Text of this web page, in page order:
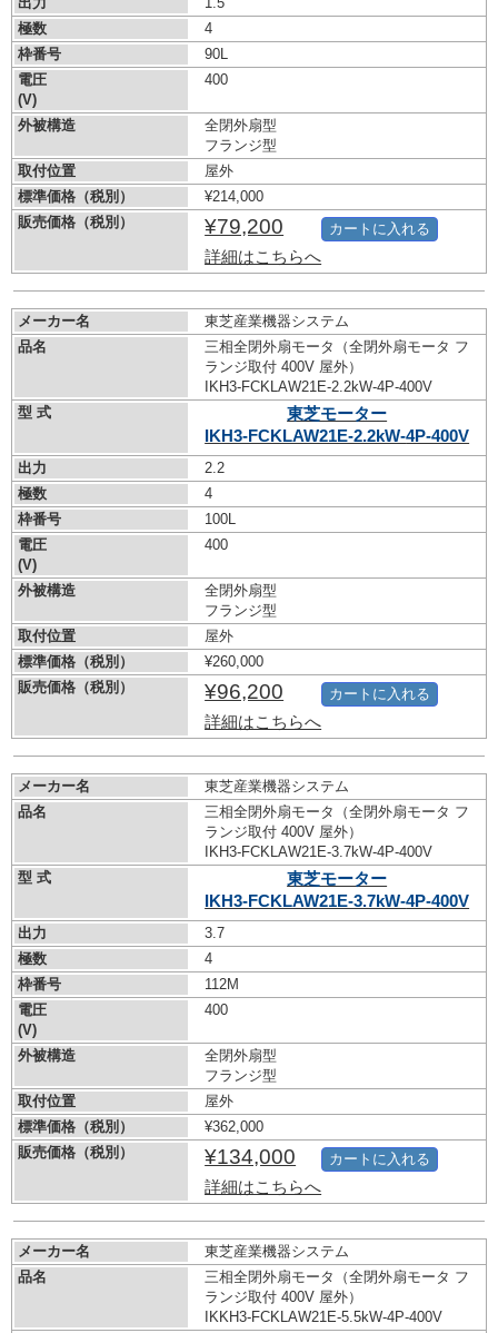
極数
4
枠番号
90L
電圧
(V)
400
外被構造
全閉外扇型
フランジ型
取付位置
屋外
標準価格（税別）
¥214,000
販売価格（税別）
¥79,200
詳細はこちらへ
カートに入れる
メーカー名
東芝産業機器システム
品名
三相全閉外扇モータ（全閉外扇モータ フ
ランジ取付 400V 屋外）
IKH3-FCKLAW21E-2.2kW-4P-400V
型 式
東芝モーター
IKH3-FCKLAW21E-2.2kW-4P-400V
出力
2.2
極数
4
枠番号
100L
電圧
(V)
400
外被構造
全閉外扇型
フランジ型
取付位置
屋外
標準価格（税別）
¥260,000
販売価格（税別）
¥96,200
詳細はこちらへ
カートに入れる
メーカー名
東芝産業機器システム
品名
三相全閉外扇モータ（全閉外扇モータ フ
ランジ取付 400V 屋外）
IKH3-FCKLAW21E-3.7kW-4P-400V
型 式
東芝モーター
IKH3-FCKLAW21E-3.7kW-4P-400V
出力
3.7
極数
4
枠番号
112M
電圧
(V)
400
外被構造
全閉外扇型
フランジ型
取付位置
屋外
標準価格（税別）
¥362,000
販売価格（税別）
¥134,000
詳細はこちらへ
カートに入れる
メーカー名
東芝産業機器システム
品名
三相全閉外扇モータ（全閉外扇モータ フ
ランジ取付 400V 屋外）
IKKH3-FCKLAW21E-5.5kW-4P-400V